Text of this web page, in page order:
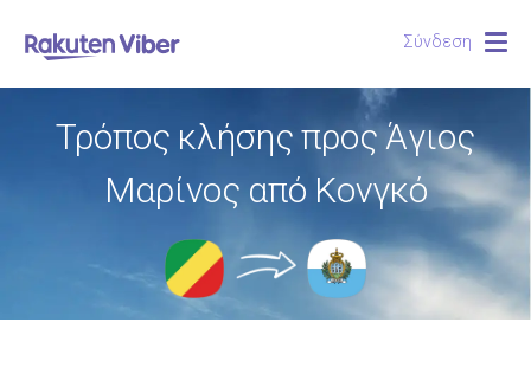
Σύνδεση
Τρόπος κλήσης προς Άγιος
Μαρίνος από Κονγκό